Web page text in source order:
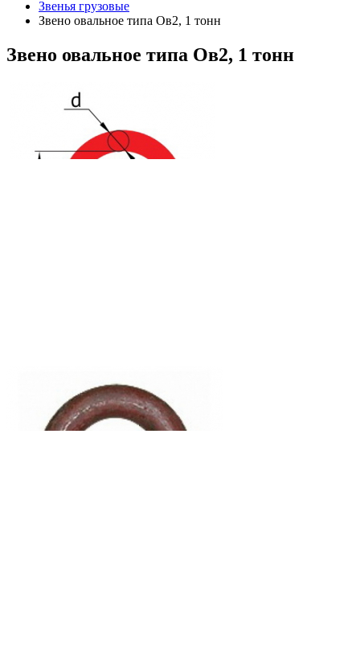
Звенья грузовые
Звено овальное типа Ов2, 1 тонн
Звено овальное типа Ов2, 1 тонн